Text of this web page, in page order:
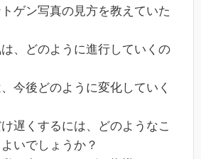
トゲン写真の見方を教えていた
は、どのように進行していくの
今後どのように変化していく
遅くするには、どのようなこ
いでしょうか？